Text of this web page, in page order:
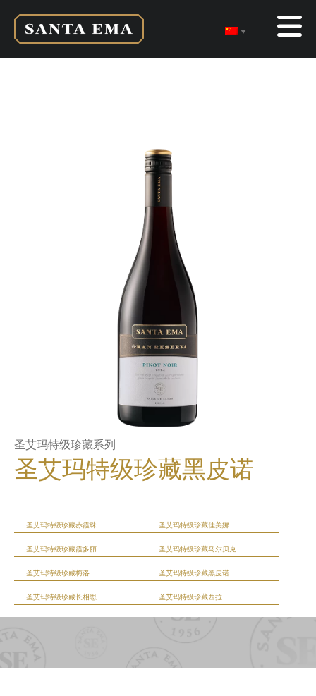
圣艾玛特级珍藏系列
圣艾玛特级珍藏黑皮诺
圣艾玛特级珍藏赤霞珠 圣艾玛特级珍藏佳美娜
圣艾玛特级珍藏霞多丽 圣艾玛特级珍藏马尔贝克
圣艾玛特级珍藏梅洛 圣艾玛特级珍藏黑皮诺
圣艾玛特级珍藏长相思 圣艾玛特级珍藏西拉